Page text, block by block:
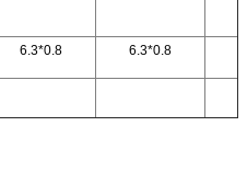
6.3*0.8 6.3*0.8